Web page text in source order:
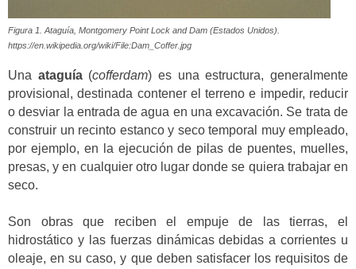
Figura 1. Ataguía, Montgomery Point Lock and Dam (Estados Unidos).
https://en.wikipedia.org/wiki/File:Dam_Coffer.jpg
Una ataguía(cofferdam) es una estructura, generalmente
provisional, destinada contener el terreno e impedir, reducir
o desviar la entrada de agua en una excavación. Se trata de
construir un recinto estanco y seco temporal muy empleado,
por ejemplo, en la ejecución de pilas de puentes, muelles,
presas, y en cualquier otro lugar donde se quiera trabajar en
seco.
Son obras que reciben el empuje de las tierras, el
hidrostático y las fuerzas dinámicas debidas a corrientes u
oleaje, en su caso, y que deben satisfacer los requisitos de